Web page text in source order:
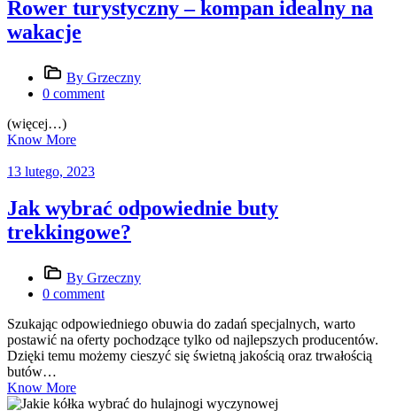
Rower turystyczny – kompan idealny na
wakacje
By Grzeczny
0 comment
(więcej…)
Know More
13 lutego, 2023
Jak wybrać odpowiednie buty
trekkingowe?
By Grzeczny
0 comment
Szukając odpowiedniego obuwia do zadań specjalnych, warto
postawić na oferty pochodzące tylko od najlepszych producentów.
Dzięki temu możemy cieszyć się świetną jakością oraz trwałością
butów…
Know More